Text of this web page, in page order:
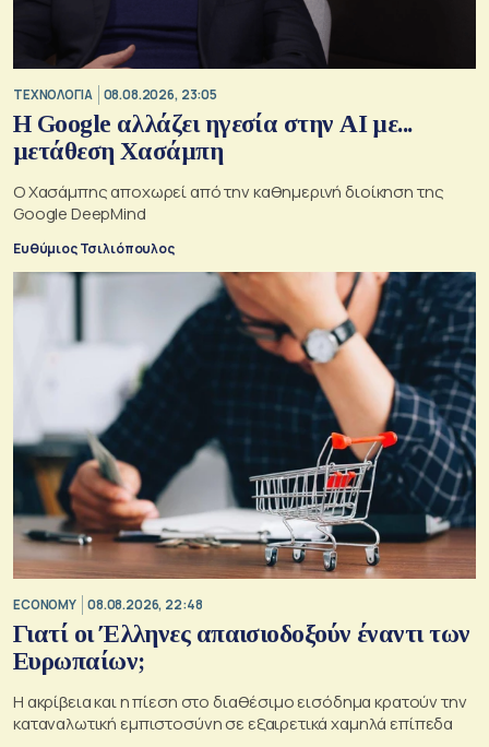
ΤΕΧΝΟΛΟΓΙΑ 08.08.2026, 23:05
Η Google αλλάζει ηγεσία στην AI με...
μετάθεση Χασάμπη
Ο Χασάμπης αποχωρεί από την καθημερινή διοίκηση της
Google DeepMind
Ευθύμιος Τσιλιόπουλος
ECONOMY 08.08.2026, 22:48
Γιατί οι Έλληνες απαισιοδοξούν έναντι των
Ευρωπαίων;
Η ακρίβεια και η πίεση στο διαθέσιμο εισόδημα κρατούν την
καταναλωτική εμπιστοσύνη σε εξαιρετικά χαμηλά επίπεδα